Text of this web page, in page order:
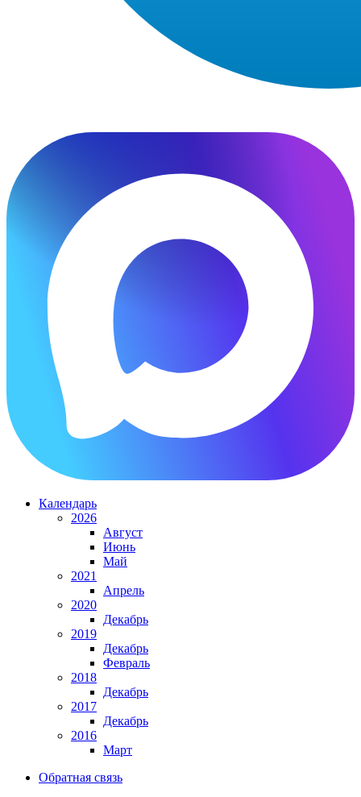
Календарь
2026
Август
Июнь
Май
2021
Апрель
2020
Декабрь
2019
Декабрь
Февраль
2018
Декабрь
2017
Декабрь
2016
Март
Обратная связь